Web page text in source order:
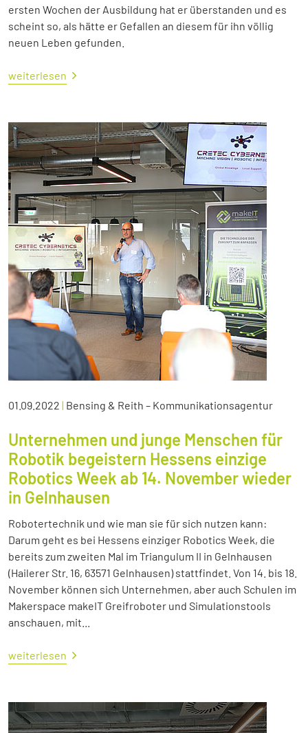
ersten Wochen der Ausbildung hat er überstanden und es
scheint so, als hätte er Gefallen an diesem für ihn völlig
neuen Leben gefunden.
weiterlesen
01.09.2022 | Bensing & Reith – Kommunikationsagentur
Unternehmen und junge Menschen für
Robotik begeistern Hessens einzige
Robotics Week ab 14. November wieder
in Gelnhausen
Robotertechnik und wie man sie für sich nutzen kann:
Darum geht es bei Hessens einziger Robotics Week, die
bereits zum zweiten Mal im Triangulum II in Gelnhausen
(Hailerer Str. 16, 63571 Gelnhausen) stattfindet. Von 14. bis 18.
November können sich Unternehmen, aber auch Schulen im
Makerspace makeIT Greifroboter und Simulationstools
anschauen, mit...
weiterlesen